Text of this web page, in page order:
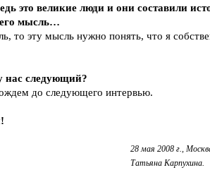
это великие люди и они составили
мысль…
то эту мысль нужно понять, что я
следующий?
до следующего интервью.
28 мая 2008 г.,
Татьяна Карпухина.